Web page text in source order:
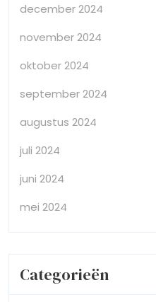
december 2024
november 2024
oktober 2024
september 2024
augustus 2024
juli 2024
juni 2024
mei 2024
Categorieën